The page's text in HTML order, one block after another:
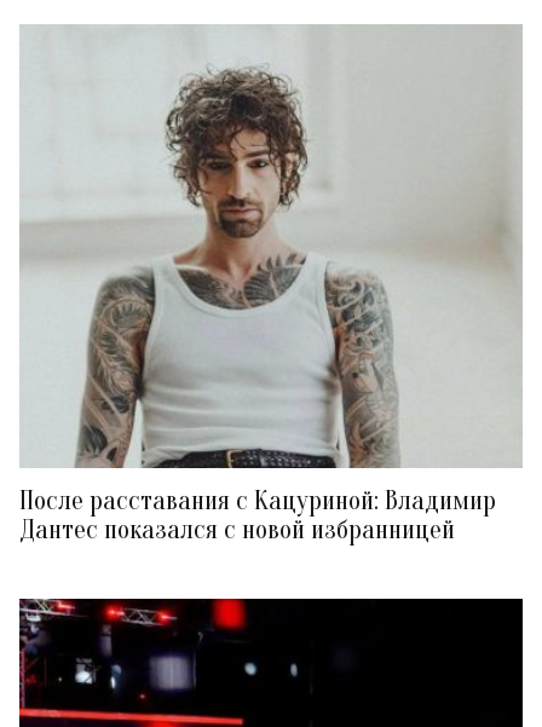
После расставания с Кацуриной: Владимир
Дантес показался с новой избранницей